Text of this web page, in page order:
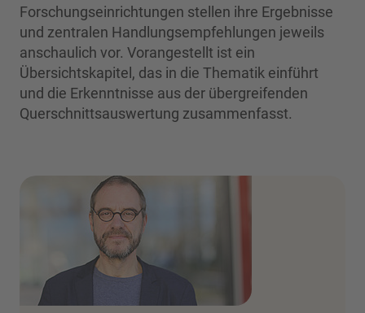
Forschungseinrichtungen stellen ihre Ergebnisse
und zentralen Handlungsempfehlungen jeweils
anschaulich vor. Vorangestellt ist ein
Übersichtskapitel, das in die Thematik einführt
und die Erkenntnisse aus der übergreifenden
Querschnittsauswertung zusammenfasst.